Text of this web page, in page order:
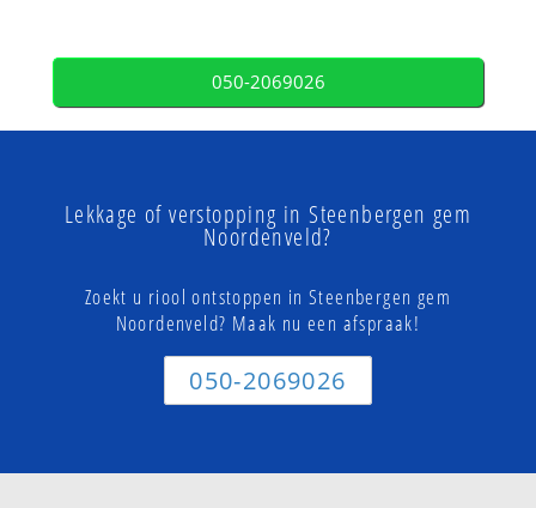
050-2069026
Lekkage of verstopping in Steenbergen gem
Noordenveld?
Zoekt u riool ontstoppen in Steenbergen gem
Noordenveld? Maak nu een afspraak!
050-2069026